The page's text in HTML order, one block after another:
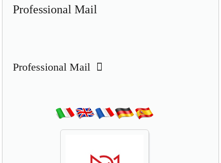
Professional Mail
Professional Mail